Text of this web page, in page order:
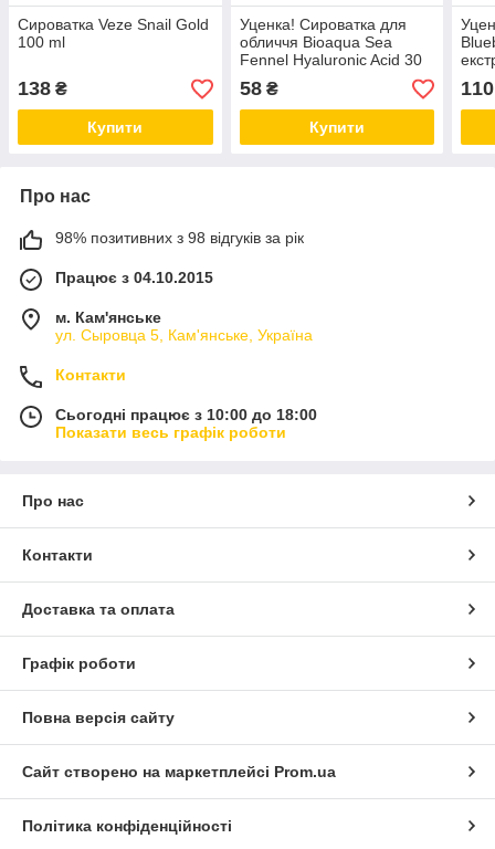
Сироватка Veze Snail Gold
100 ml
138 ₴
Купити
Уценка! Сироватка для
обличчя Bioaqua Sea
Fennel Hyaluronic Acid 30
ml (м'ятна коробка)
58₴
Купити
110
Про нас
98% позитивних з 98 відгуків за рік
Працює з 04.10.2015
м. Кам'янське
ул. Сыровца 5, Кам'янське, Україна
Контакти
Сьогодні працює з 10:00 до 18:00
Показати весь графік роботи
Про нас
Контакти
Доставка та оплата
Графік роботи
Повна версія сайту
Сайт створено на маркетплейсі Prom.ua
Політика конфіденційності